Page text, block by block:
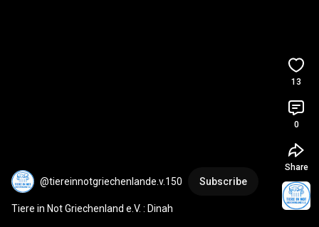
@tiereinnotgriechenlande.v.150 Subscribe
Tiere in Not Griechenland e.V. : Dinah
13
0
Share